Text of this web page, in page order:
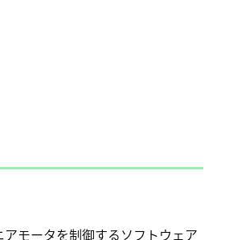
モータを制御するソフトウェア